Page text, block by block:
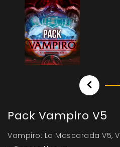
Pack Vampiro V5
Vampiro: La Mascarada V5,